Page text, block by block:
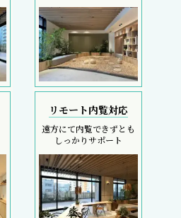
リモート内覧対応
遠方にて内覧できずとも
しっかりサポート